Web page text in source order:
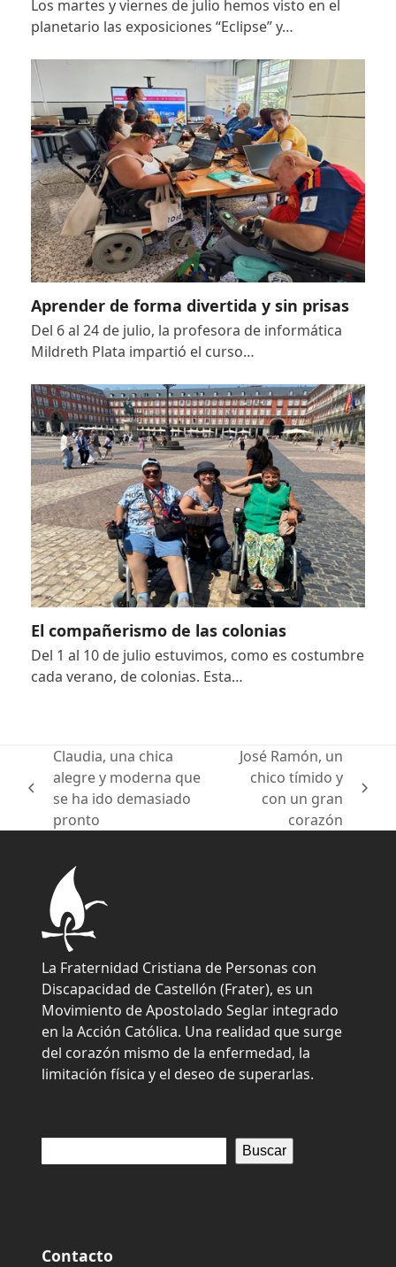
Los martes y viernes de julio hemos visto en el
planetario las exposiciones “Eclipse” y…
Aprender de forma divertida y sin prisas
Del 6 al 24 de julio, la profesora de informática
Mildreth Plata impartió el curso…
El compañerismo de las colonias
Del 1 al 10 de julio estuvimos, como es costumbre
cada verano, de colonias. Esta…
previous
Claudia, una chica
alegre y moderna que
se ha ido demasiado
pronto
José Ramón, un
chico tímido y
con un gran
corazón
La Fraternidad Cristiana de Personas con
Discapacidad de Castellón (Frater), es un
Movimiento de Apostolado Seglar integrado
en la Acción Católica. Una realidad que surge
del corazón mismo de la enfermedad, la
limitación física y el deseo de superarlas.
Buscar
Contacto